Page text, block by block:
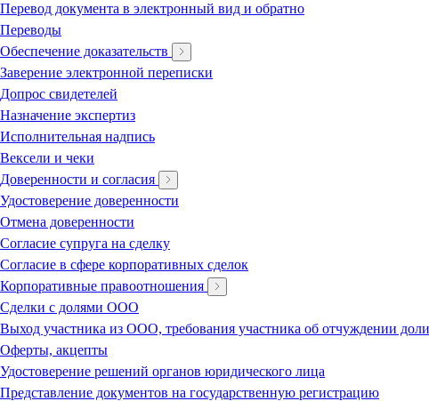
Перевод документа в электронный вид и обратно
Переводы
Обеспечение доказательств
Заверение электронной переписки
Допрос свидетелей
Назначение экспертиз
Исполнительная надпись
Вексели и чеки
Доверенности и согласия
Удостоверение доверенности
Отмена доверенности
Согласие супруга на сделку
Согласие в сфере корпоративных сделок
Корпоративные правоотношения
Сделки с долями ООО
Выход участника из ООО, требования участника об отчуждении
Оферты, акцепты
Удостоверение решений органов юридического лица
Представление документов на государственную регистрацию